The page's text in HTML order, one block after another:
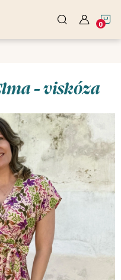
- viskóza